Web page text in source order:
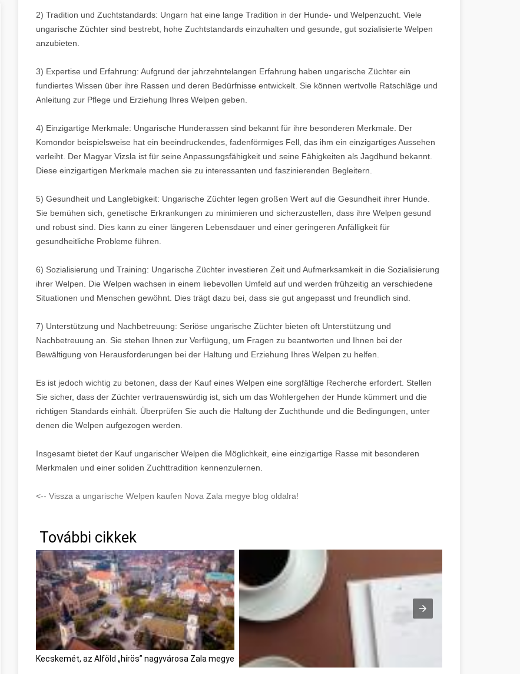
2) Tradition und Zuchtstandards: Ungarn hat eine lange Tradition in der Hunde- und Welpenzucht. Viele
ungarische Züchter sind bestrebt, hohe Zuchtstandards einzuhalten und gesunde, gut sozialisierte Welpen
anzubieten.
3) Expertise und Erfahrung: Aufgrund der jahrzehntelangen Erfahrung haben ungarische Züchter ein
fundiertes Wissen über ihre Rassen und deren Bedürfnisse entwickelt. Sie können wertvolle Ratschläge und
Anleitung zur Pflege und Erziehung Ihres Welpen geben.
4) Einzigartige Merkmale: Ungarische Hunderassen sind bekannt für ihre besonderen Merkmale. Der
Komondor beispielsweise hat ein beeindruckendes, fadenförmiges Fell, das ihm ein einzigartiges Aussehen
verleiht. Der Magyar Vizsla ist für seine Anpassungsfähigkeit und seine Fähigkeiten als Jagdhund bekannt.
Diese einzigartigen Merkmale machen sie zu interessanten und faszinierenden Begleitern.
5) Gesundheit und Langlebigkeit: Ungarische Züchter legen großen Wert auf die Gesundheit ihrer Hunde.
Sie bemühen sich, genetische Erkrankungen zu minimieren und sicherzustellen, dass ihre Welpen gesund
und robust sind. Dies kann zu einer längeren Lebensdauer und einer geringeren Anfälligkeit für
gesundheitliche Probleme führen.
6) Sozialisierung und Training: Ungarische Züchter investieren Zeit und Aufmerksamkeit in die Sozialisierung
ihrer Welpen. Die Welpen wachsen in einem liebevollen Umfeld auf und werden frühzeitig an verschiedene
Situationen und Menschen gewöhnt. Dies trägt dazu bei, dass sie gut angepasst und freundlich sind.
7) Unterstützung und Nachbetreuung: Seriöse ungarische Züchter bieten oft Unterstützung und
Nachbetreuung an. Sie stehen Ihnen zur Verfügung, um Fragen zu beantworten und Ihnen bei der
Bewältigung von Herausforderungen bei der Haltung und Erziehung Ihres Welpen zu helfen.
Es ist jedoch wichtig zu betonen, dass der Kauf eines Welpen eine sorgfältige Recherche erfordert. Stellen
Sie sicher, dass der Züchter vertrauenswürdig ist, sich um das Wohlergehen der Hunde kümmert und die
richtigen Standards einhält. Überprüfen Sie auch die Haltung der Zuchthunde und die Bedingungen, unter
denen die Welpen aufgezogen werden.
Insgesamt bietet der Kauf ungarischer Welpen die Möglichkeit, eine einzigartige Rasse mit besonderen
Merkmalen und einer soliden Zuchttradition kennenzulernen.
<-- Vissza a ungarische Welpen kaufen Nova Zala megye blog oldalra!
További cikkek
Kecskemét, az Alföld „hírös” nagyvárosa Zala megye